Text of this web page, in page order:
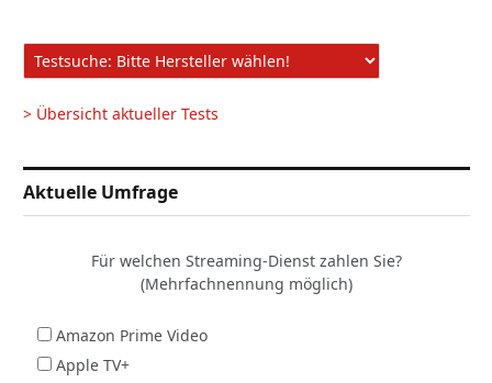
> Übersicht aktueller Tests
Aktuelle Umfrage
Für welchen Streaming-Dienst zahlen Sie?
(Mehrfachnennung möglich)
Amazon Prime Video
Apple TV+